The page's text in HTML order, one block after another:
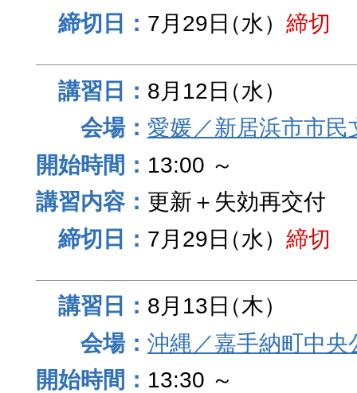
7月29日（水） 締切
8月12日（水）
愛媛／新居浜市市
13:00 ～
更新＋失効再交付
7月29日（水） 締切
8月13日（木）
沖縄／嘉手納町中央
13:30 ～